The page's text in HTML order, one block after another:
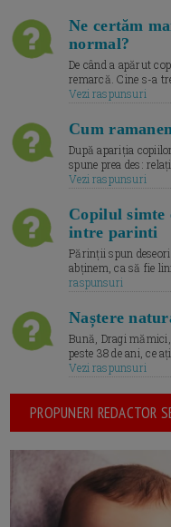
Ne certăm
normal?
De când a apărut
remarcă. Cine s-a
Vezi raspunsuri
Cum
După apariția
spune prea des:
Vezi raspunsuri
Copilul simte
intre parinti
Părinții spun
abținem, ca să fie
raspunsuri
Naștere
Bună, Dragi
peste 38 de ani, ce
Vezi raspunsuri
PROPUNERI REDACTOR